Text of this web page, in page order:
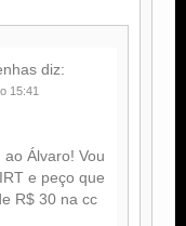
diz:
15:41
Álvaro! Vou
e peço que
R$ 30 na cc